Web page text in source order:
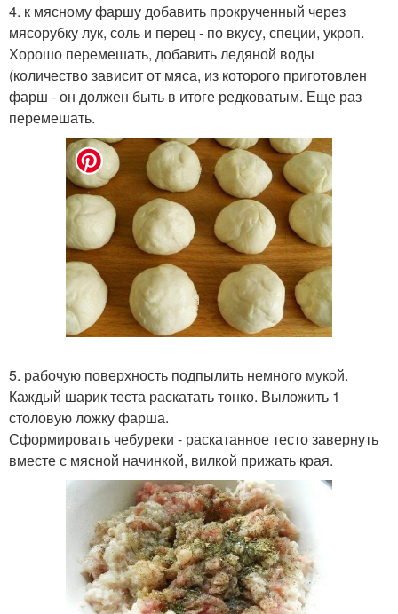
4. к мясному фаршу добавить прокрученный через
мясорубку лук, соль и перец - по вкусу, специи, укроп.
Хорошо перемешать, добавить ледяной воды
(количество зависит от мяса, из которого приготовлен
фарш - он должен быть в итоге редковатым. Еще раз
перемешать.
5. рабочую поверхность подпылить немного мукой.
Каждый шарик теста раскатать тонко. Выложить 1
столовую ложку фарша.
Сформировать чебуреки - раскатанное тесто завернуть
вместе с мясной начинкой, вилкой прижать края.